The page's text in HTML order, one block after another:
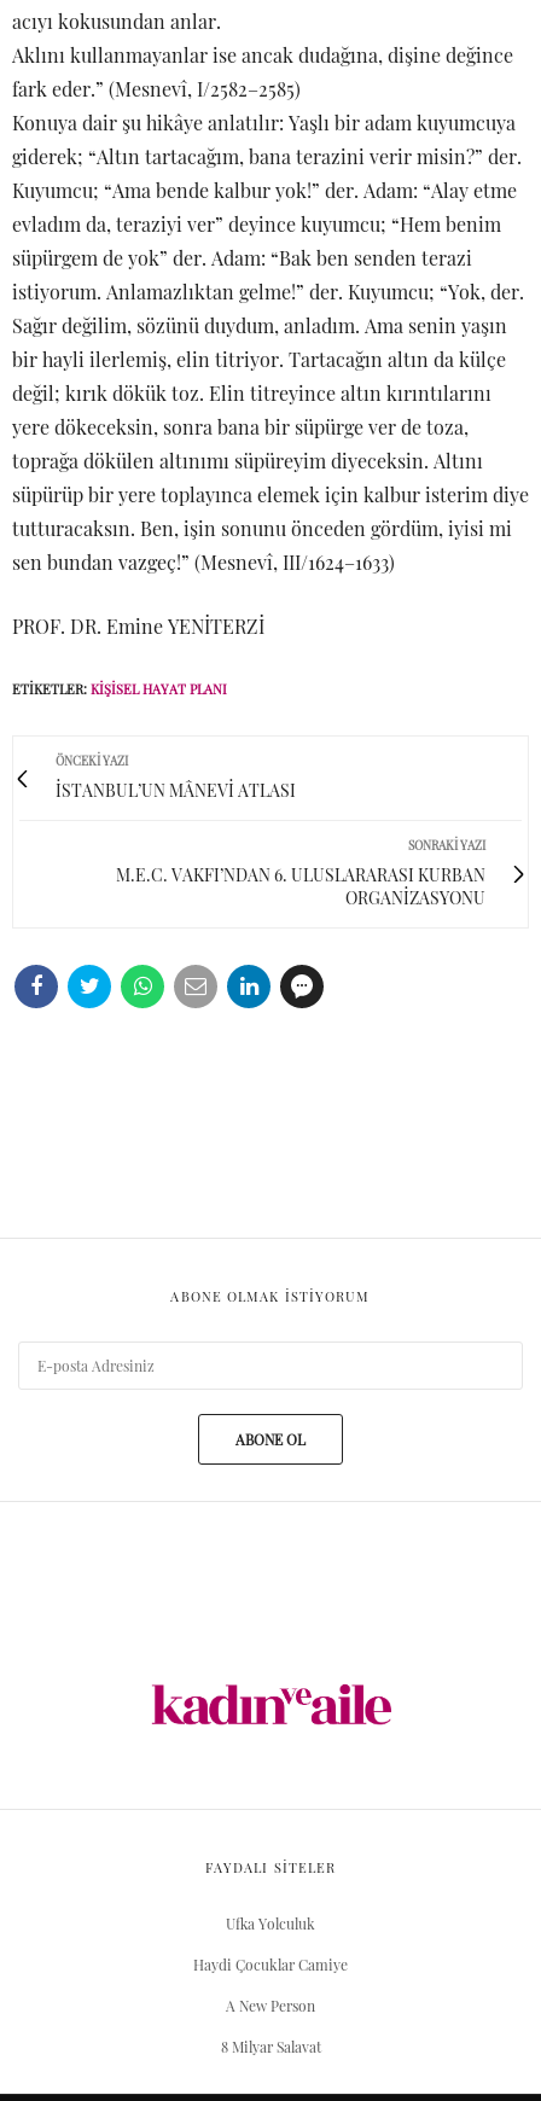
acıyı kokusundan anlar.
Aklını kullanmayanlar ise ancak dudağına, dişine değince
fark eder.” (Mesnevî, I/2582–2585)
Konuya dair şu hikâye anlatılır: Yaşlı bir adam kuyumcuya
giderek; “Altın tartacağım, bana terazini verir misin?” der.
Kuyumcu; “Ama bende kalbur yok!” der. Adam: “Alay etme
evladım da, teraziyi ver” deyince kuyumcu; “Hem benim
süpürgem de yok” der. Adam: “Bak ben senden terazi
istiyorum. Anlamazlıktan gelme!” der. Kuyumcu; “Yok, der.
Sağır değilim, sözünü duydum, anladım. Ama senin yaşın
bir hayli ilerlemiş, elin titriyor. Tartacağın altın da külçe
değil; kırık dökük toz. Elin titreyince altın kırıntılarını
yere dökeceksin, sonra bana bir süpürge ver de toza,
toprağa dökülen altınımı süpüreyim diyeceksin. Altını
süpürüp bir yere toplayınca elemek için kalbur isterim diye
tutturacaksın. Ben, işin sonunu önceden gördüm, iyisi mi
sen bundan vazgeç!” (Mesnevî, III/1624–1633)
PROF. DR. Emine YENİTERZİ
ETIKETLER: KIŞISEL HAYAT PLANI
ÖNCEKI YAZI
İSTANBUL’UN MÂNEVİ ATLASI
SONRAKI YAZI
M.E.C. VAKFI’NDAN 6. ULUSLARARASI KURBAN
ORGANİZASYONU
ABONE OLMAK ISTIYORUM
ABONE OL
FAYDALI SİTELER
Ufka Yolculuk
Haydi Çocuklar Camiye
A New Person
8 Milyar Salavat